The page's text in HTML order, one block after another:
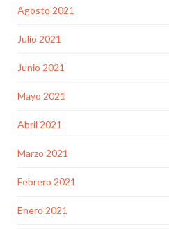
Agosto 2021
Julio 2021
Junio 2021
Mayo 2021
Abril 2021
Marzo 2021
Febrero 2021
Enero 2021